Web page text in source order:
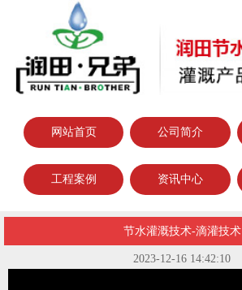
网站首页 公司简介
工程案例 资讯中心
节水灌溉技术-滴灌技术
2023-12-16 14:42:10